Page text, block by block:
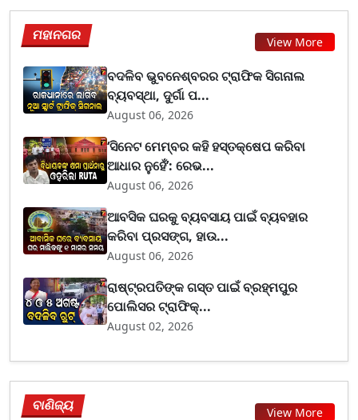
ମହାନଗର View More
ବଦଳିବ ଭୁବନେଶ୍ବରର ଟ୍ରାଫିକ ସିଗନାଲ
ବ୍ୟବସ୍ଥା, ଦୁର୍ଗା ପ...
August 06, 2026
‘ସିନେଟ ମେମ୍ବର କହି ହସ୍ତକ୍ଷେପ କରିବା
ଆଧାର ନୁହେଁ’: ରେଭ...
August 06, 2026
ଆବସିକ ଘରକୁ ବ୍ୟବସାୟ ପାଇଁ ବ୍ୟବହାର
କରିବା ପ୍ରସଙ୍ଗ, ହାଉ...
August 06, 2026
ରାଷ୍ଟ୍ରପତିଙ୍କ ଗସ୍ତ ପାଇଁ ବ୍ରହ୍ମପୁର
ପୋଲିସର ଟ୍ରାଫିକ୍...
August 02, 2026
ବାଣିଜ୍ୟ View More